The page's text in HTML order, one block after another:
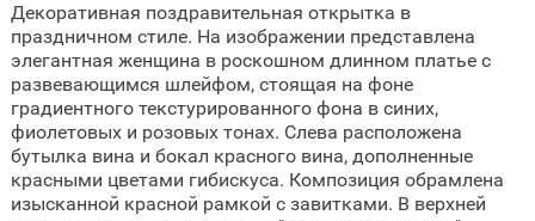
Декоративная поздравительная открытка в
праздничном стиле. На изображении представлена
элегантная женщина в роскошном длинном платье с
развевающимся шлейфом, стоящая на фоне
градиентного текстурированного фона в синих,
фиолетовых и розовых тонах. Слева расположена
бутылка вина и бокал красного вина, дополненные
красными цветами гибискуса. Композиция обрамлена
изысканной красной рамкой с завитками. В верхней